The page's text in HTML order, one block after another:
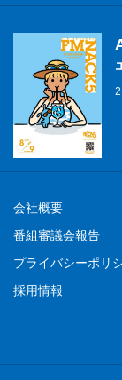
会社概要
番組審議会報告
プライバシーポリ
採用情報